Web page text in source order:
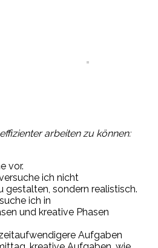
effizienter arbeiten zu können:
vor.
ich nicht
gestalten, sondern realistisch.
ich in
und kreative Phasen
Aufgaben